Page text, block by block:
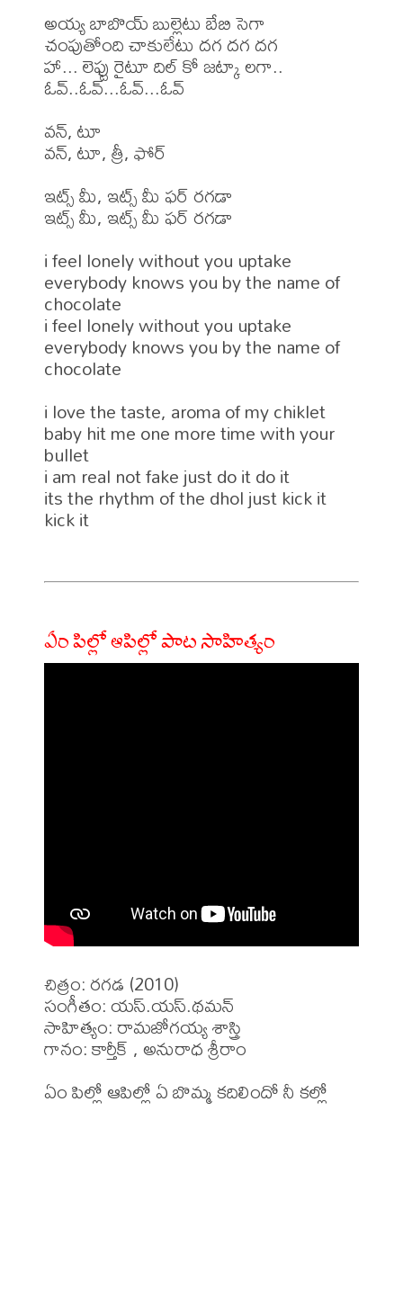
అయ్య బాబొయ్ బుల్లెటు బేబి సెగా
చంపుతోంది చాకులేటు దగ దగ దగ
హా... లెఫ్టు రైటూ దిల్ కో జట్కా లగా..
ఓవ్..ఓవ్...ఓవ్...ఓవ్
వన్, టూ
వన్, టూ, త్రీ, ఫోర్
ఇట్స్ మీ, ఇట్స్ మీ ఫర్ రగడా
ఇట్స్ మీ, ఇట్స్ మీ ఫర్ రగడా
i feel lonely without you uptake
everybody knows you by the name of
chocolate
i feel lonely without you uptake
everybody knows you by the name of
chocolate
i love the taste, aroma of my chiklet
baby hit me one more time with your
bullet
i am real not fake just do it do it
its the rhythm of the dhol just kick it
kick it
ఏం పిల్లో ఆపిల్లో పాట సాహిత్యం
చిత్రం: రగడ (2010)
సంగీతం: యస్.యస్.థమన్
సాహిత్యం: రామజోగయ్య శాస్త్రి
గానం: కార్తీక్ , అనురాధ శ్రీరాం
ఏం పిల్లో ఆపిల్లో ఏ బొమ్మ కదిలిందో నీ కల్లో